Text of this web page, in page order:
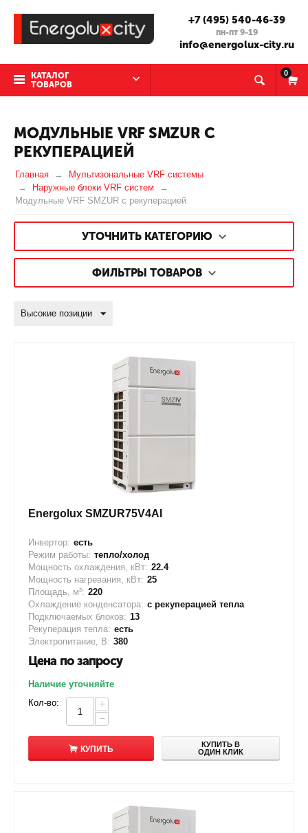
+7 (495) 540-46-39
пн-пт 9-19
info@energolux-city.ru
КАТАЛОГ
ТОВАРОВ
0
МОДУЛЬНЫЕ VRF SMZUR С
РЕКУПЕРАЦИЕЙ
Главная
Мультизональные VRF системы
Наружные блоки VRF систем
Модульные VRF SMZUR с рекуперацией
УТОЧНИТЬ КАТЕГОРИЮ
ФИЛЬТРЫ ТОВАРОВ
Высокие позиции
Energolux SMZUR75V4AI
Инвертор: есть
Режим работы: тепло/холод
Мощность охлаждения, кВт: 22.4
Мощность нагревания, кВт: 25
Площадь, м²: 220
Охлаждение конденсатора: с рекуперацией тепла
Подключаемых блоков: 13
Рекуперация тепла: есть
Электропитание, В: 380
Цена по запросу
Наличие уточняйте
Кол-во:
+
−
КУПИТЬ
КУПИТЬ В
ОДИН КЛИК